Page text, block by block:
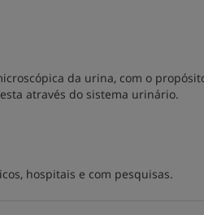
da urina, com o
através do sistema urinário.
hospitais e com pesquisas.